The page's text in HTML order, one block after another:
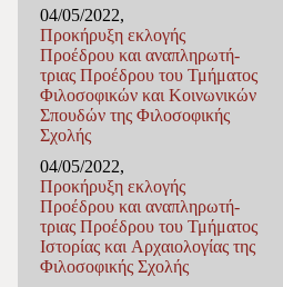
04/05/2022,
Προκήρυξη εκλογής
Προέδρου και αναπληρωτή-
τριας Προέδρου του Τμήματος
Φιλοσοφικών και Κοινωνικών
Σπουδών της Φιλοσοφικής
Σχολής
04/05/2022,
Προκήρυξη εκλογής
Προέδρου και αναπληρωτή-
τριας Προέδρου του Τμήματος
Ιστορίας και Αρχαιολογίας της
Φιλοσοφικής Σχολής